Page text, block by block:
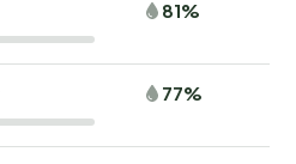
81%
77%